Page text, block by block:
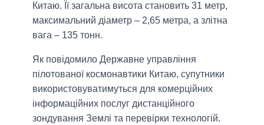
Китаю. Її загальна висота становить 31 метр,
максимальний діаметр – 2,65 метра, а злітна
вага – 135 тонн.
Як повідомило Державне управління
пілотованої космонавтики Китаю, супутники
використовуватимуться для комерційних
інформаційних послуг дистанційного
зондування Землі та перевірки технологій.